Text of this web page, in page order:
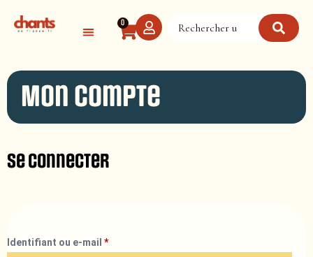
0
Mon compte
Se connecter
Identifiant ou e-mail *